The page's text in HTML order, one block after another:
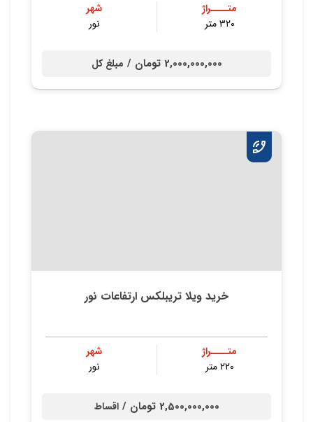
متــــراژ
۳۲۰ متر
شهر
نور
2,000,000,000 تومان / مبلغ کل
خرید ویلا تریبلکس ارتفاعات نور
متــــراژ
۲۲۰ متر
شهر
نور
2,500,000,000 تومان / اقساط